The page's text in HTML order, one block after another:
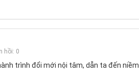
hồi: 0
trình đổi mới nội tâm, dẫn ta đến niềm